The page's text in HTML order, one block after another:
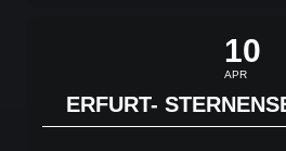
10
APR
ERFURT-